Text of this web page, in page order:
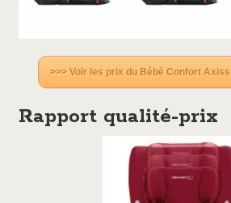
>>> Voir les prix du Bébé Confort
Rapport qualité-prix